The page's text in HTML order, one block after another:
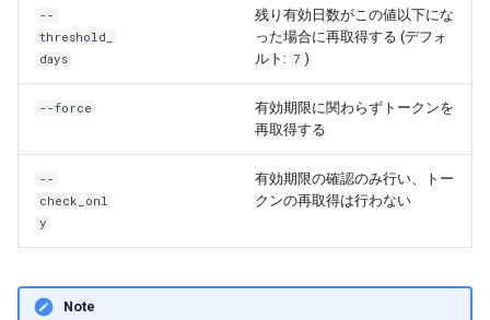
--
threshold_
days
残り有効日数がこの値以下にな
った場合に再取得する (デフォ
ルト: 7 )
--force
有効期限に関わらずトークンを
再取得する
--
check_onl
y
有効期限の確認のみ行い、トー
クンの再取得は行わない
Note